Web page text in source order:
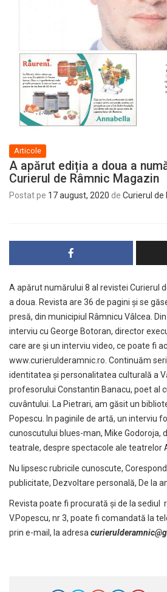
Articole
A apărut ediția a doua a
Curierul de Râmnic Magazin
Postat pe 17 august, 2020 de Curierul de
A apărut numărului 8 al revistei Curierul
a doua. Revista are 36 de pagini și se
presă, din municipiul Râmnicu Vâlcea.
interviu cu George Botoran, director
care are și un interviu video, ce poate fi
www.curierulderamnic.ro. Continuăm
identitatea și personalitatea culturală a
profesorului Constantin Banacu, poet al
cuvântului. La Pietrari, am găsit un
Popescu. In paginile de artă, un interviu
cunoscutului blues-man, Mike Godoroja,
teatrale, despre spectacole ale teatrelor
Nu lipsesc rubricile cunoscute,
publicitate, Dezvoltare personală, De la
Revista poate fi procurată și de la sediul
V.Popescu, nr 3, poate fi comandată la
prin e-mail, la adresa